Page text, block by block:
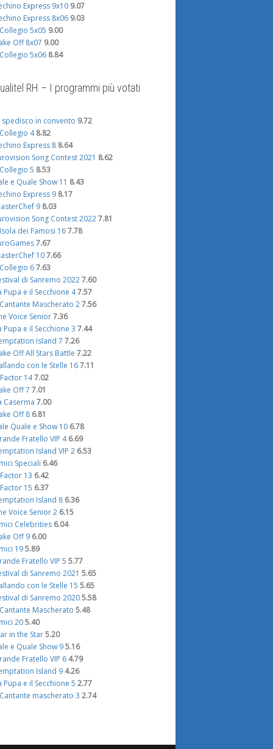
Express 9x10 9.07
Express 8x06 9.03
5x05 9.00
Off 8x07 9.00
5x06 8.84
RH – I programmi più votati
spedisco in convento 9.72
4 8.82
Express 8 8.64
Song Contest 2021 8.62
5 8.53
e Quale Show 11 8.43
Express 9 8.17
9 8.03
Song Contest 2022 7.81
dei Famosi 16 7.78
7.67
10 7.66
6 7.63
di Sanremo 2022 7.60
Pupa e il Secchione 47.57
Mascherato 2 7.56
Voice Senior 7.36
Pupa e il Secchione 3 7.44
Island 7 7.26
Off All Stars Battle 7.22
con le Stelle 16 7.11
147.02
Off 7 7.01
Caserma 7.00
Off 8 6.81
Quale e Show 10 6.78
Fratello VIP 4 6.69
Island VIP 2 6.53
Speciali 6.46
13 6.42
15 6.37
Island 8 6.36
Voice Senior 2 6.15
Celebrities 6.04
Off 9 6.00
19 5.89
Fratello VIP 5 5.77
di Sanremo 2021 5.65
con le Stelle 15 5.65
di Sanremo 2020 5.58
Mascherato 5.48
20 5.40
in the Star 5.20
e Quale Show 9 5.16
Fratello VIP 6 4.79
Island 9 4.26
Pupa e il Secchione 5 2.77
mascherato 3 2.74